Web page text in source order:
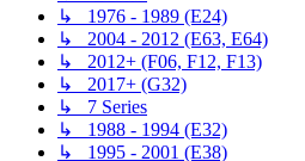
↳ 1976 - 1989 (E24)
↳ 2004 - 2012 (E63, E64)
↳ 2012+ (F06, F12, F13)
↳ 2017+ (G32)
↳ 7 Series
↳ 1988 - 1994 (E32)
↳ 1995 - 2001 (E38)